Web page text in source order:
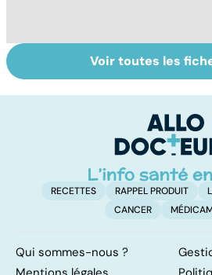
Centenaires, des
exemples de
Voir toutes les
RECETTES RAPPEL PRODUIT
CANCER
Qui sommes-nous ?